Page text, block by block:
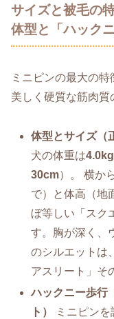
サイズと被毛の
体型と「ハック
ミニピンの最大の特
美しく硬質な筋肉質
体型とサイズ（
犬の体重は
30cm）。 横か
で）と体高（地
ぼ等しい「スク
す。胸が深く、
のシルエットは
アスリート」そ
ハックニー歩行
ト）
ミニピン